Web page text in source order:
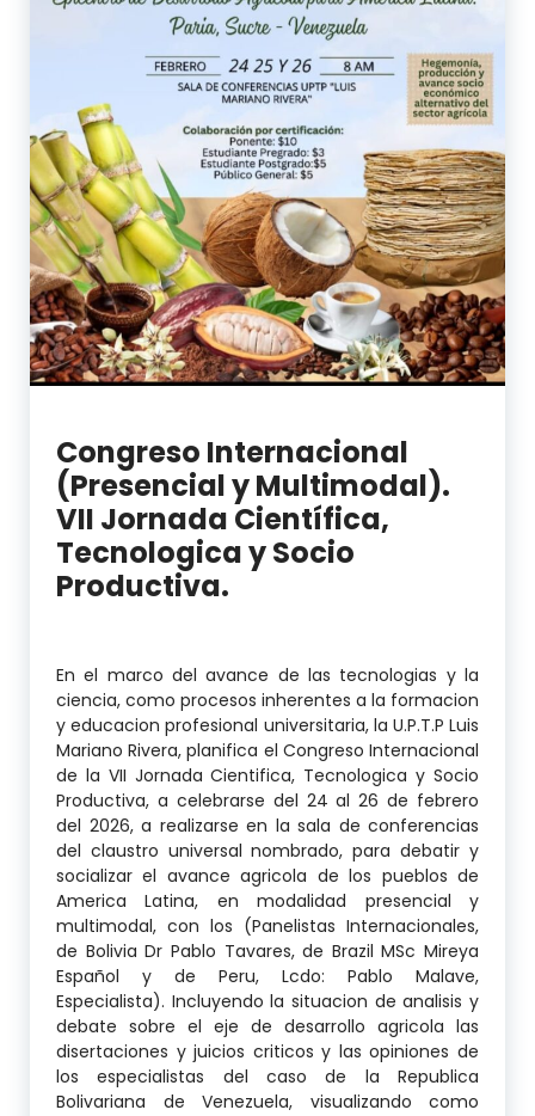
Congreso Internacional
(Presencial y Multimodal).
VII Jornada Científica,
Tecnologica y Socio
Productiva.
En el marco del avance de las tecnologias y la
ciencia, como procesos inherentes a la formacion
y educacion profesional universitaria, la U.P.T.P Luis
Mariano Rivera, planifica el Congreso Internacional
de la VII Jornada Cientifica, Tecnologica y Socio
Productiva, a celebrarse del 24 al 26 de febrero
del 2026, a realizarse en la sala de conferencias
del claustro universal nombrado, para debatir y
socializar el avance agricola de los pueblos de
America Latina, en modalidad presencial y
multimodal, con los (Panelistas Internacionales,
de Bolivia Dr Pablo Tavares, de Brazil MSc Mireya
Español y de Peru, Lcdo: Pablo Malave,
Especialista). Incluyendo la situacion de analisis y
debate sobre el eje de desarrollo agricola las
disertaciones y juicios criticos y las opiniones de
los especialistas del caso de la Republica
Bolivariana de Venezuela, visualizando como